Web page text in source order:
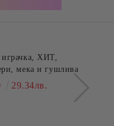
ХИТ,
мека и гушлива
29.34лв.